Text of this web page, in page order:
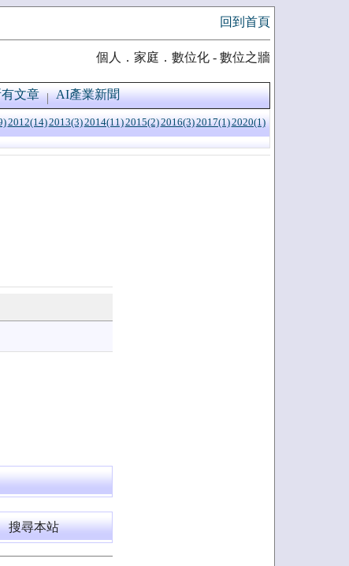
回到首頁
個人．家庭．數位化 - 數位之牆
文章 AI產業新聞
2012(14)2013(3)2014(11)2015(2)2016(3)2017(1)2020(1)
搜尋本站